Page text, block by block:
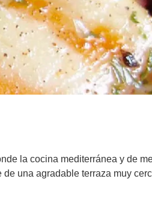
la cocina mediterránea y de
una agradable terraza muy